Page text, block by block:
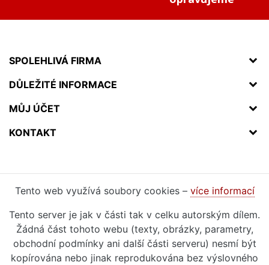
SPOLEHLIVÁ FIRMA
DŮLEŽITÉ INFORMACE
MŮJ ÚČET
KONTAKT
Tento web využívá soubory cookies – více informací
Tento server je jak v části tak v celku autorským dílem.
Žádná část tohoto webu (texty, obrázky, parametry,
obchodní podmínky ani další části serveru) nesmí být
kopírována nebo jinak reprodukována bez výslovného